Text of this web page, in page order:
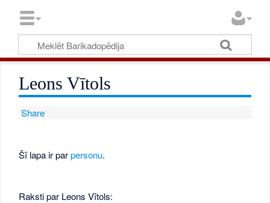
Leons Vītols
Share
Šī lapa ir parpersonu.
Raksti par Leons Vītols: